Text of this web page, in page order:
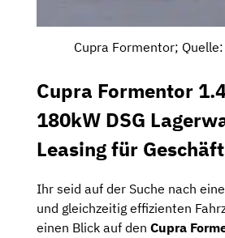
Cupra Formentor;
Cupra Formentor
180kW DSG
Leasing für
Ihr seid auf der Suche nach
und gleichzeitig effizienten
einen Blick auf den Cupra